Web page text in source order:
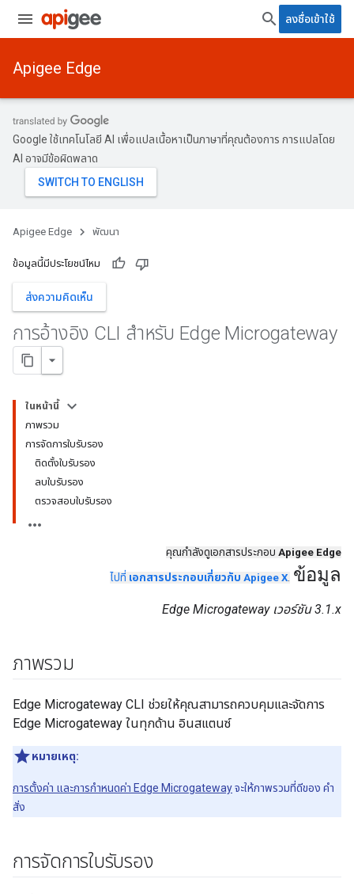
ลงชื่อเข้าใช้
Apigee Edge
Google ใช้เทคโนโลยี AI เพื่อแปลเนื้อหาเป็นภาษาที่คุณต้องการ การแปลโดย
AI อาจมีข้อผิดพลาด
Apigee Edge พัฒนา
ข้อมูลนี้มีประโยชน์ไหม
ส่งความคิดเห็น
การอ้างอิง CLI สำหรับ Edge Microgateway
ในหน้านี้
ภาพรวม
การจัดการใบรับรอง
ติดตั้งใบรับรอง
ลบใบรับรอง
ตรวจสอบใบรับรอง
คุณกำลังดูเอกสารประกอบ Apigee Edge
ไปที่ เอกสารประกอบเกี่ยวกับ Apigee X. ข้อมูล
Edge Microgateway เวอร์ชัน 3.1.x
ภาพรวม
Edge Microgateway CLI ช่วยให้คุณสามารถควบคุมและจัดการ
Edge Microgateway ในทุกด้าน อินสแตนซ์
หมายเหตุ:
การตั้งค่า และการกำหนดค่า Edge Microgatewayจะให้ภาพรวมที่ดีของ คำ
สั่ง
การจัดการใบรับรอง